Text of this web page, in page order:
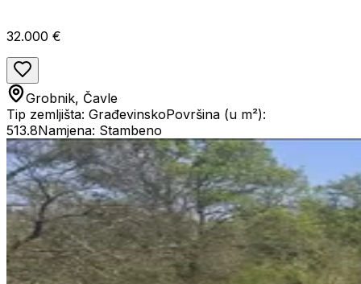
32.000 €
Grobnik, Čavle
Tip zemljišta: GrađevinskoPovršina (u m²):
513.8Namjena: Stambeno